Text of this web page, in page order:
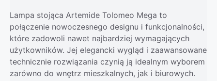
Lampa stojąca Artemide Tolomeo Mega to
połączenie nowoczesnego designu i funkcjonalności,
które zadowoli nawet najbardziej wymagających
użytkowników. Jej elegancki wygląd i zaawansowane
technicznie rozwiązania czynią ją idealnym wyborem
zarówno do wnętrz mieszkalnych, jak i biurowych.